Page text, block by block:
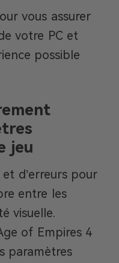
vous assurer
votre PC et
possible
jeu
d’erreurs pour
entre les
visuelle.
of Empires 4
paramètres